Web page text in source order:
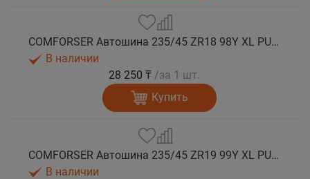
COMFORSER Автошина 235/45 ZR18 98Y XL PURESPEED лето
В наличии
28 250 ₸ /за 1 шт.
Купить
COMFORSER Автошина 235/45 ZR19 99Y XL PURESPEED лето
В наличии